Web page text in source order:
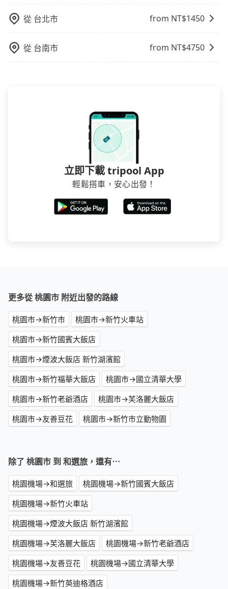
站上的價格是動態的，一般來說越早預訂價格越優，且
要從桃園市去和選旅，請儘早下訂以把握最划算的價
格。
從 台北市 from NT$1450
從 台南市 from NT$4750
立即下載 tripool App
輕鬆搭車，安心出發！
更多從 桃園市 附近出發的路線
桃園市→新竹市
桃園市→新竹火車站
桃園市→新竹國賓大飯店
桃園市→煙波大飯店 新竹湖濱館
桃園市→新竹福華大飯店
桃園市→國立清華大學
桃園市→新竹老爺酒店
桃園市→芙洛麗大飯店
桃園市→友善豆花
桃園市→新竹市立動物園
除了 桃園市 到 和選旅，還有⋯
桃園機場→和選旅
桃園機場→新竹國賓大飯店
桃園機場→新竹火車站
桃園機場→煙波大飯店 新竹湖濱館
桃園機場→芙洛麗大飯店
桃園機場→新竹老爺酒店
桃園機場→友善豆花
桃園機場→國立清華大學
桃園機場→新竹英迪格酒店